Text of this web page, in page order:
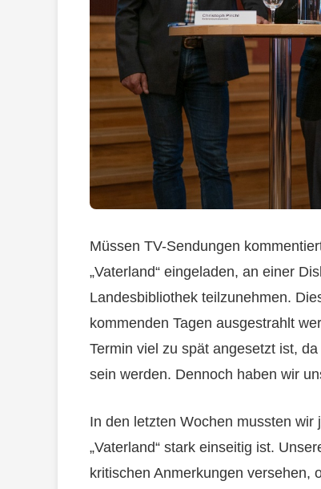
Müssen TV-Sendungen
„Vaterland“ eingeladen, an einer
Landesbibliothek teilzunehmen.
kommenden Tagen ausgestrahlt
Termin viel zu spät angesetzt ist,
sein werden. Dennoch haben wir
In den letzten Wochen mussten
„Vaterland“ stark einseitig ist.
kritischen Anmerkungen versehen,